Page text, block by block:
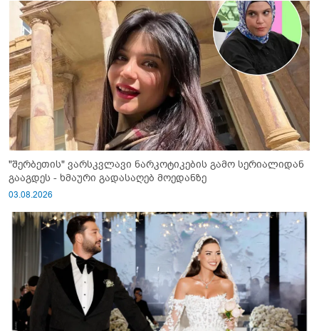
"შერბეთის" ვარსკვლავი ნარკოტიკების გამო სერიალიდან
გააგდეს - ხმაური გადასაღებ მოედანზე
03.08.2026